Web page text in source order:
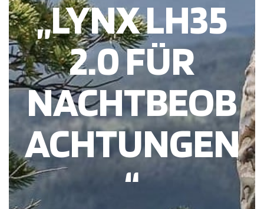
„LYNX LH35
2.0 FÜR
NACHTBEOB
ACHTUNGEN
“